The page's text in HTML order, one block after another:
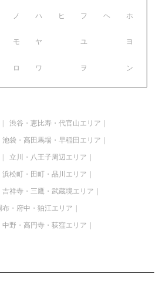
ノ
モ
ロ
ハ ヒ フ ヘ ホ
ヤ ユ ヨ
ワ ヲ ン
渋谷・恵比寿・代官山エリア
池袋・高田馬場・早稲田エリア
立川・八王子周辺エリア
浜松町・田町・品川エリア
吉祥寺・三鷹・武蔵境エリア
布・府中・狛江エリア
中野・高円寺・荻窪エリア